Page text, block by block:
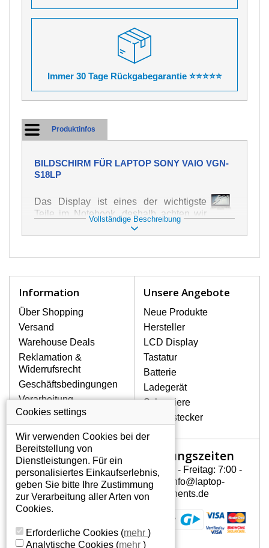
Immer 30 Tage Rückgabegarantie ⭐⭐⭐⭐⭐
Produktinfos
BILDSCHIRM FÜR LAPTOP SONY VAIO VGN-
S18LP
Das Display ist eines der wichtigste
Teile im Notebook, deshalb achten wir
auf höchste Qualität dieses Ersatzteils.
Er dient zur Darstellung von Texten und
schnell, deshalb ist es wichtig, mit dem
Zu den häufigsten Beschädigungen
gehören mechanische Schäden, z. B.
ein geborstenes Display oder Risse.
Ferner senkrechte Streifen, das Display
leuchtet nicht, blinkt unregelmäßig oder
ist ungleichmäßig hell.
LCD DISPLAYS SONY VAIO
VGN-S18LP VON HÖCHSTER
Originaldisplays, die die hohe
Qualitätsklasse A+ erfüllen, also
ohne mangelhafte Pixel, und
zwar über die gesamte
Garantiezeit.
WIE KÖNNEN SIE FESTSTELLEN,
WELCHES DISPLAY SIE FÜR IHREN
NOTEBOOK SONY VAIO VGN-S18LP
Vollständige Beschreibung
Information
Über Shopping
Versand
Warehouse Deals
Reklamation &
Widerrufsrecht
Geschäftsbedingungen
Verarbeitung
personenbezogener
Daten
Über uns - Impressum
Unsere Angebote
Neue Produkte
Hersteller
LCD Display
Tastatur
Batterie
Ladegerät
Scharniere
Gerätestecker
Mein Konto
Mein Konto
Persönliche Daten
Addressen
Öffnungszeiten
Montag - Freitag: 7:00 -
15:30 info@laptop-
components.de
Cookies settings
Wir verwenden Cookies bei der
Bereitstellung von
Dienstleistungen. Für ein
personalisiertes Einkaufserlebnis,
geben Sie bitte Ihre Zustimmung
zur Verarbeitung aller Arten von
Cookies.
Erforderliche Cookies (mehr )
Analytische Cookies (mehr )